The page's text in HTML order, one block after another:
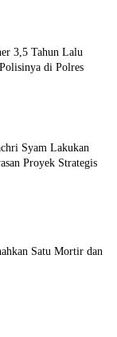
3,5 Tahun Lalu
di Polres
Syam Lakukan
Proyek Strategis
Satu Mortir dan